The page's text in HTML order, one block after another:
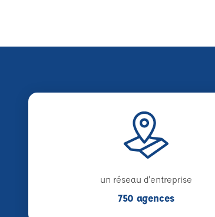
un réseau d'entreprise
750 agences